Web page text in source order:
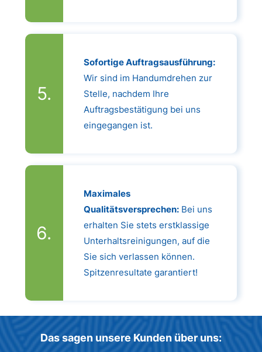
Sofortige Auftragsausführung:
Wir sind im Handumdrehen zur
Stelle, nachdem Ihre
Auftragsbestätigung bei uns
eingegangen ist.
Maximales
Qualitätsversprechen:Bei uns
erhalten Sie stets erstklassige
Unterhaltsreinigungen, auf die
Sie sich verlassen können.
Spitzenresultate garantiert!
Das sagen unsere Kunden über uns: